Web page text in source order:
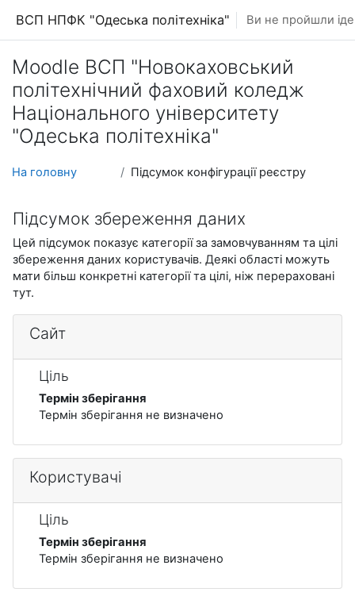
ВСП НПФК "Одеська політехніка" Ви не пройшли
Moodle ВСП "Новокаховський
політехнічний фаховий коледж
Національного університету
"Одеська політехніка"
На головну Підсумок конфігурації реєстру
Підсумок збереження даних
Цей підсумок показує категорії за замовчуванням та цілі
збереження даних користувачів. Деякі області можуть
мати більш конкретні категорії та цілі, ніж перераховані
тут.
Сайт
Ціль
Термін зберігання
Термін зберігання не визначено
Користувачі
Ціль
Термін зберігання
Термін зберігання не визначено